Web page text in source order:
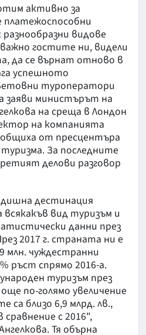
активно за
платежоспособни
видове
важно гостите ни, видели
да се върнат отново в
успешното
туроператори
заяви министърът на
на среща в Лондон
на компанията
от пресцентъра
За последните
делови разговор
дестинация
всякакъв вид туризъм и
данни през
2017 г. страната ни е
млн. чуждестранни
ръст спрямо 2016-а.
туризъм през
по-голямо увеличение
са близо 6,9 млрд. лв.,
с 2016",
Тя обърна